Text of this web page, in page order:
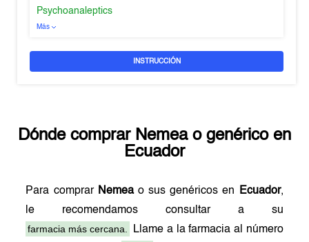
Psychoanaleptics
Más
INSTRUCCIÓN
Dónde comprar Nemeao genérico en
Ecuador
Para comprar Nemeao sus genéricos en Ecuador,
le recomendamos consultar a su
farmacia más cercana.
Llame a la farmacia al número